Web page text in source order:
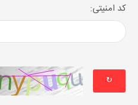
کد امنیتی:
↻